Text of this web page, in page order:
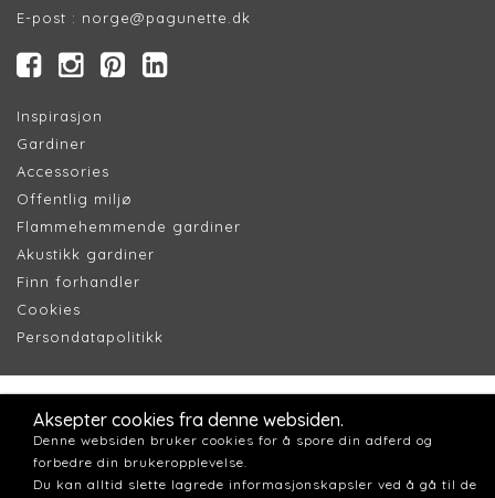
E-post : norge@pagunette.dk
Inspirasjon
Gardiner
Accessories
Offentlig miljø
Flammehemmende gardiner
Akustikk gardiner
Finn forhandler
Cookies
Persondatapolitikk
Aksepter cookies fra denne websiden.
Denne websiden bruker cookies for å spore din adferd og
forbedre din brukeropplevelse.
Du kan alltid slette lagrede informasjonskapsler ved å gå til de